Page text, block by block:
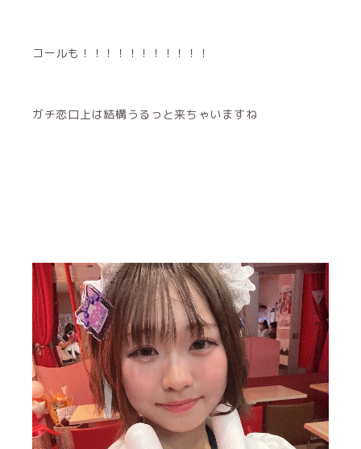
コールも！！！！！！！！！！！
ガチ恋口上は結構うるっと来ちゃいますね